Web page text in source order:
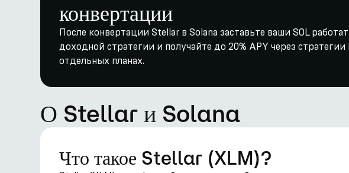
конвертации
После конвертации Stellar в Solana заставьте ваши SOL
доходной стратегии и получайте до 20% APY через
отдельных планах.
О Stellar и Solana
Что такое Stellar (XLM)?